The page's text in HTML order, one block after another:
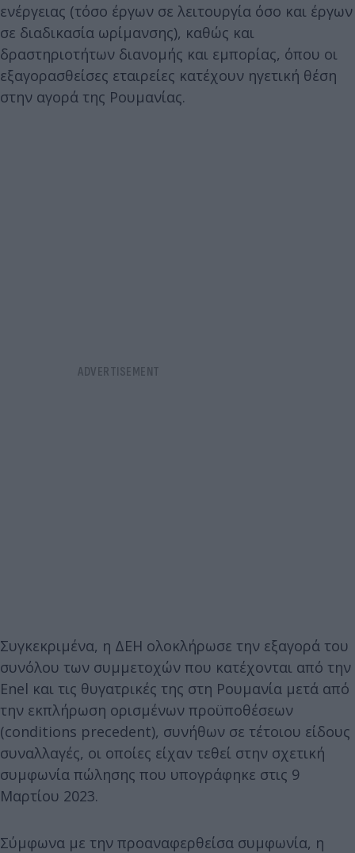
ενέργειας (τόσο έργων σε λειτουργία όσο και έργων
σε διαδικασία ωρίμανσης), καθώς και
δραστηριοτήτων διανομής και εμπορίας, όπου οι
εξαγορασθείσες εταιρείες κατέχουν ηγετική θέση
στην αγορά της Ρουμανίας.
Συγκεκριμένα, η ΔΕΗ ολοκλήρωσε την εξαγορά του
συνόλου των συμμετοχών που κατέχονται από την
Enel και τις θυγατρικές της στη Ρουμανία μετά από
την εκπλήρωση ορισμένων προϋποθέσεων
(conditions precedent), συνήθων σε τέτοιου είδους
συναλλαγές, οι οποίες είχαν τεθεί στην σχετική
συμφωνία πώλησης που υπογράφηκε στις 9
Μαρτίου 2023.
Σύμφωνα με την προαναφερθείσα συμφωνία, η